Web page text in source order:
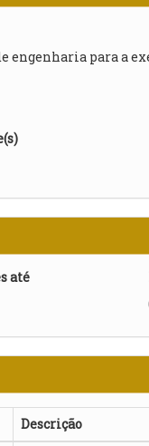
engenharia para a
até
Descrição